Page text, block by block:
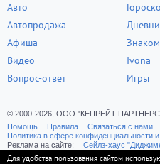
Авто
Автопродажа
Афиша
Видео
Вопрос-ответ
Ivona
Игры
© 2000-2026, ООО "КЕПРЕЙТ
Помощь
Правила Связаться с нами
Политика в сфере конфиденциальности
Реклама на сайте:
Cейлз-хаус
Для удобства пользования сайтом